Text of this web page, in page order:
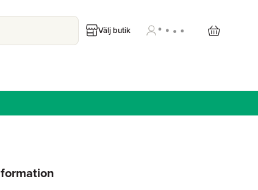
Välj butik